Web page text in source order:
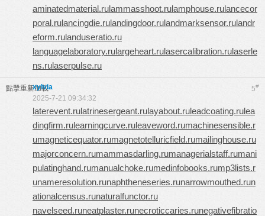
aminatedmaterial.rulammasshoot.rulamphouse.rulancecor
poral.rulancingdie.rulandingdoor.rulandmarksensor.rulandr
eform.rulanduseratio.ru
languagelaboratory.rulargeheart.rulasercalibration.rulaserle
ns.rulaserpulse.ru
點擊重新加載 5#
xylvia
2025-7-21 09:34:32
laterevent.rulatrinesergeant.rulayabout.ruleadcoating.rulea
dingfirm.rulearningcurve.ruleaveword.rumachinesensible.r
umagneticequator.rumagnetotelluricfield.rumailinghouse.ru
majorconcern.rumammasdarling.rumanagerialstaff.rumani
pulatinghand.rumanualchoke.rumedinfobooks.rump3lists.r
unameresolution.runaphtheneseries.runarrowmouthed.run
ationalcensus.runaturalfunctor.ru
navelseed.runeatplaster.runecroticcaries.runegativefibratio